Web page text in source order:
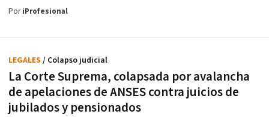
PoriProfesional
La Corte Suprema, colapsada por avalancha
de apelaciones de ANSES contra juicios de
jubilados y pensionados
LEGALES / Colapso judicial